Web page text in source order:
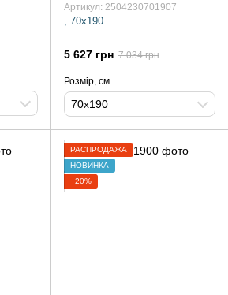
Артикул: 2504230701907
, 70х190
5 627 грн 7 034 грн
Розмір, см
70х190
РАСПРОДАЖА
НОВИНКА
−20%